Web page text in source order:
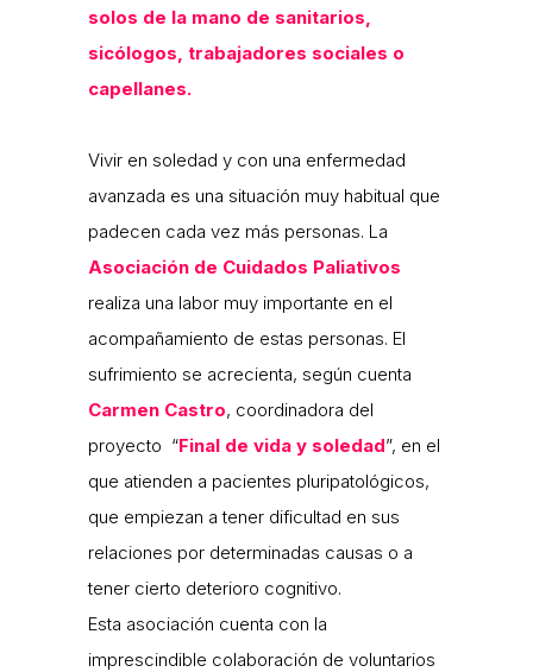
solos de la mano de sanitarios,
sicólogos, trabajadores sociales o
capellanes.
Vivir en soledad y con una enfermedad
avanzada es una situación muy habitual que
padecen cada vez más personas. La
Asociación de Cuidados Paliativos
realiza una labor muy importante en el
acompañamiento de estas personas. El
sufrimiento se acrecienta, según cuenta
Carmen Castro, coordinadora del
proyecto “Final de vida y soledad”, en el
que atienden a pacientes pluripatológicos,
que empiezan a tener dificultad en sus
relaciones por determinadas causas o a
tener cierto deterioro cognitivo.
Esta asociación cuenta con la
imprescindible colaboración de voluntarios